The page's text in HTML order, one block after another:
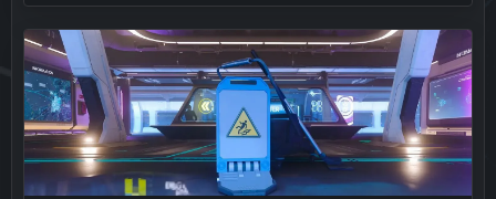
Der BeitragStar Citizen 4.8 Wipe: Warum CIG jetzt „hart“
resetten muss – und was wirklich verloren gehterschien
zuerst aufgame2gether.
…